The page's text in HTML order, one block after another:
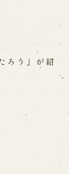
ろう」が紹